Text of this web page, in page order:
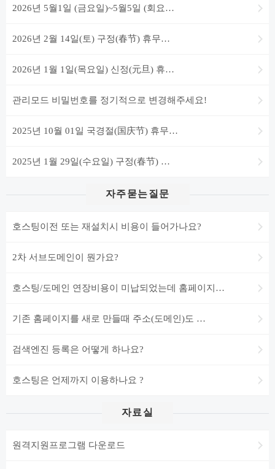
2026년 5월1일 (금요일)~5월5일 (회요…
2026년 2월 14일(토) 구정(春节) 휴무…
2026년 1월 1일(목요일) 신정(元旦) 휴…
관리모드 비밀번호를 정기적으로 변경해주세요!
2025년 10월 01일 국경절(国庆节) 휴무…
2025년 1월 29일(수요일) 구정(春节) …
자주묻는질문
호스팅이전 또는 재설치시 비용이 들어가나요?
2차 서브도메인이 뭔가요?
호스팅/도메인 연장비용이 미납되었는데 홈페이지…
기존 홈페이지를 새로 만들때 주소(도메인)도 …
검색엔진 등록은 어떻게 하나요?
호스팅은 언제까지 이용하나요 ?
자료실
원격지원프로그램 다운로드